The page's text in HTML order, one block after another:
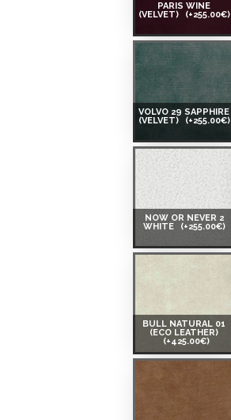
PARIS WINE
(VELVET)
(+255.00€)
VOLVO 29 SAPPHIRE
(VELVET)
(+255.00€)
NOW OR NEVER 2
WHITE
(+255.00€)
BULL NATURAL 01
(ECO LEATHER)
(+425.00€)